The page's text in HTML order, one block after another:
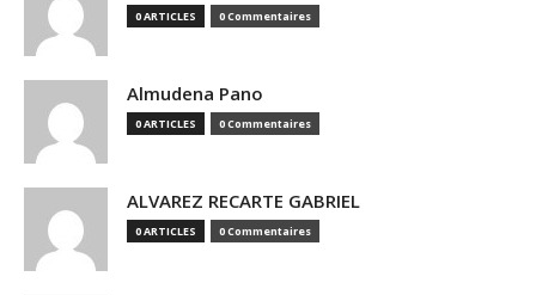
0 ARTICLES 0 Commentaires
Almudena Pano
0 ARTICLES 0 Commentaires
ALVAREZ RECARTE GABRIEL
0 ARTICLES 0 Commentaires